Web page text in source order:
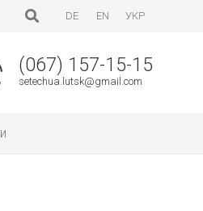
DE EN УКР
(067) 157-15-15
setechua.lutsk@gmail.com